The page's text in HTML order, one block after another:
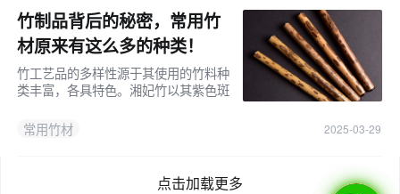
竹制品背后的秘密，常用竹
材原来有这么多的种类！
竹工艺品的多样性源于其使用的竹料种
类丰富，各具特色。湘妃竹以其紫色斑
斑状花纹，凤眼竹椭圆形花斑独特，楠
竹和筇竹则以耐虫蛀和高工艺价值闻
常用竹材 2025-03-29
点击加载更多